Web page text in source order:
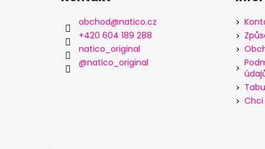
obchod@natico.cz
+420 604 189 288
natico_original
@natico_original